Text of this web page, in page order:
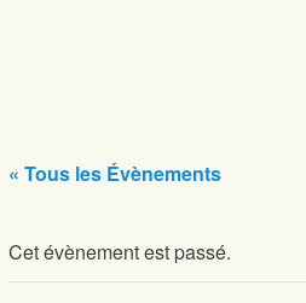
« Tous les Évènements
Cet évènement est passé.